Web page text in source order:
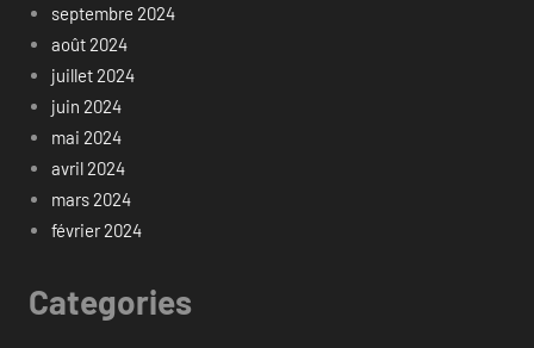
septembre 2024
août 2024
juillet 2024
juin 2024
mai 2024
avril 2024
mars 2024
février 2024
Categories